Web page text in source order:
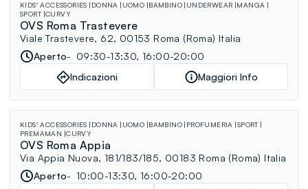
KIDS' ACCESSORIES DONNA UOMO BAMBINO UNDERWEAR MANGA
SPORT CURVY
OVS Roma Trastevere
Viale Trastevere, 62, 00153 Roma (Roma) Italia
Aperto
09:30-13:30, 16:00-20:00
Indicazioni
Maggiori Info
KIDS' ACCESSORIES DONNA UOMO BAMBINO PROFUMERIA
SPORT
PREMAMAN CURVY
OVS Roma Appia
Via Appia Nuova, 181/183/185, 00183 Roma (Roma) Italia
Aperto
10:00-13:30, 16:00-20:00